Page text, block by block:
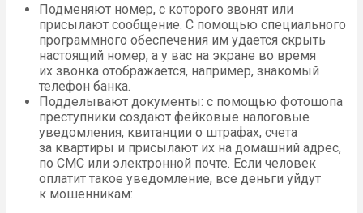
Подменяют номер, с которого звонят или
присылают сообщение. С помощью специального
программного обеспечения им удается скрыть
настоящий номер, а у вас на экране во время
их звонка отображается, например, знакомый
телефон банка.
Подделывают документы: с помощью фотошопа
преступники создают фейковые налоговые
уведомления, квитанции о штрафах, счета
за квартиры и присылают их на домашний адрес,
по СМС или электронной почте. Если человек
оплатит такое уведомление, все деньги уйдут
к мошенникам: